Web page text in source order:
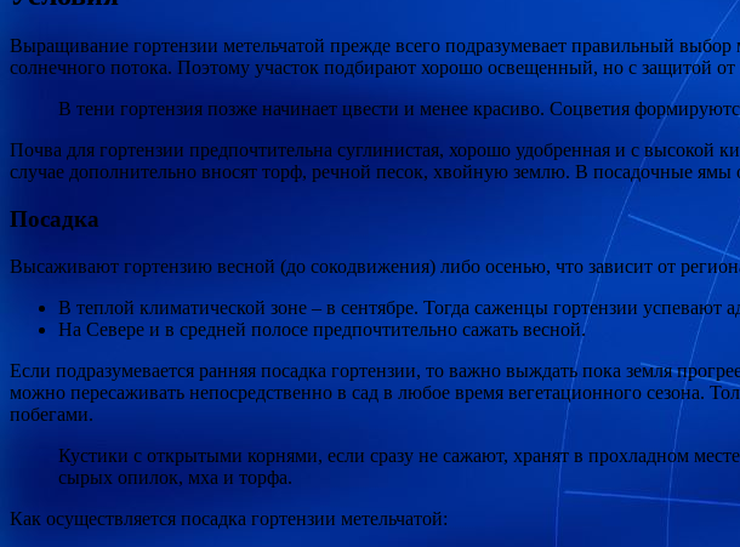
Выращивание гортензии метельчатой прежде всего подразумевает правильный
солнечного потока. Поэтому участок подбирают хорошо освещенный, но с защитой от
В тени гортензия позже начинает цвести и менее красиво. Соцветия
Почва для гортензии предпочтительна суглинистая, хорошо удобренная и с высокой
случае дополнительно вносят торф, речной песок, хвойную землю. В посадочные
Посадка
Высаживают гортензию весной (до сокодвижения) либо осенью, что зависит от
В теплой климатической зоне – в сентябре. Тогда саженцы гортензии
На Севере и в средней полосе предпочтительно сажать весной.
Если подразумевается ранняя посадка гортензии, то важно выждать пока земля
можно пересаживать непосредственно в сад в любое время вегетационного сезона.
побегами.
Кустики с открытыми корнями, если сразу не сажают, хранят в прохладном
сырых опилок, мха и торфа.
Как осуществляется посадка гортензии метельчатой: